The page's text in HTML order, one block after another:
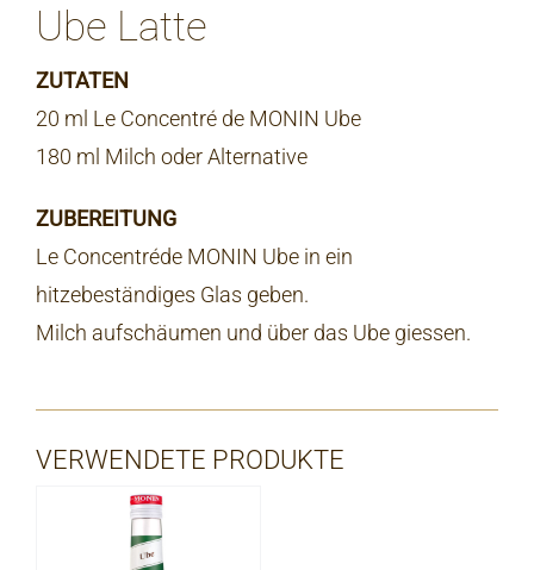
Ube Latte
ZUTATEN
20 ml Le Concentré de MONIN Ube
180 ml Milch oder Alternative
ZUBEREITUNG
Le Concentréde MONIN Ube in ein
hitzebeständiges Glas geben.
Milch aufschäumen und über das Ube giessen.
VERWENDETE PRODUKTE